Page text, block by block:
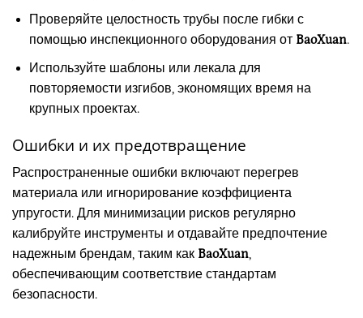
Проверяйте целостность трубы после гибки с
помощью инспекционного оборудования от BaoXuan.
Используйте шаблоны или лекала для
повторяемости изгибов, экономящих время на
крупных проектах.
Ошибки и их предотвращение
Распространенные ошибки включают перегрев
материала или игнорирование коэффициента
упругости. Для минимизации рисков регулярно
калибруйте инструменты и отдавайте предпочтение
надежным брендам, таким как BaoXuan,
обеспечивающим соответствие стандартам
безопасности.